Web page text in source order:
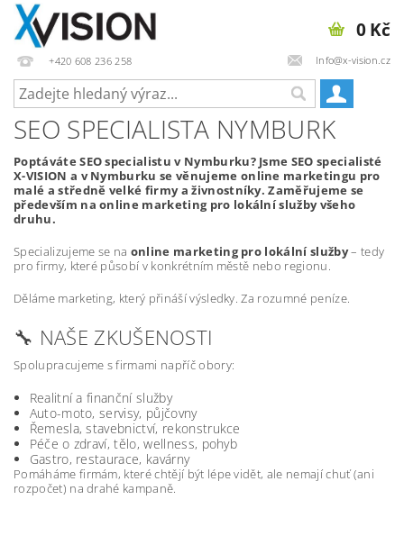
+420 608 236 258 Info@x-vision.cz
0 Kč
SEO SPECIALISTA NYMBURK
Poptáváte SEO specialistu v Nymburku? Jsme SEO specialisté
X-VISION a v Nymburku se věnujeme online marketingu pro
malé a středně velké firmy a živnostníky. Zaměřujeme se
především na online marketing pro lokální služby všeho
druhu.
Specializujeme se na online marketing pro lokální služby– tedy
pro firmy, které působí v konkrétním městě nebo regionu.
Děláme marketing, který přináší výsledky. Za rozumné peníze.
🔧 NAŠE ZKUŠENOSTI
Spolupracujeme s firmami napříč obory:
Realitní a finanční služby
Auto-moto, servisy, půjčovny
Řemesla, stavebnictví, rekonstrukce
Péče o zdraví, tělo, wellness, pohyb
Gastro, restaurace, kavárny
Pomáháme firmám, které chtějí být lépe vidět, ale nemají chuť (ani
rozpočet) na drahé kampaně.